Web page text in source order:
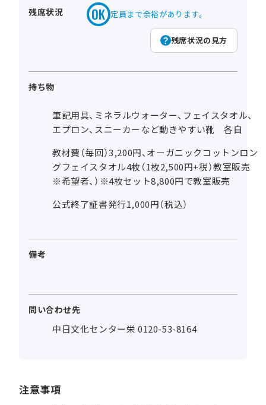
残席状況 定員まで余裕があります。
残席状況の見方
持ち物
筆記用具、ミネラルウォーター、フェイスタオル、
エプロン、スニーカーなど動きやすい靴 各自
教材費（毎回）3,200円、オーガニックコットンロン
グフェイスタオル4枚（1枚2,500円+税）教室販売
※希望者、）※4枚セット8,800円で教室販売
公式終了証書発行1,000円（税込）
備考
問い合わせ先
中日文化センター栄 0120-53-8164
注意事項